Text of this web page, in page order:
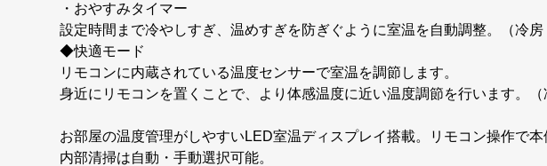
・おやすみタイマー
設定時間まで冷やしすぎ、温めすぎを防ぎぐように室温を自動調整。（冷房
◆快適モード
リモコンに内蔵されている温度センサーで室温を調節します。
身近にリモコンを置くことで、より体感温度に近い温度調節を行います。（
お部屋の温度管理がしやすいLED室温ディスプレイ搭載。リモコン操作で本
内部清掃は自動・手動選択可能。